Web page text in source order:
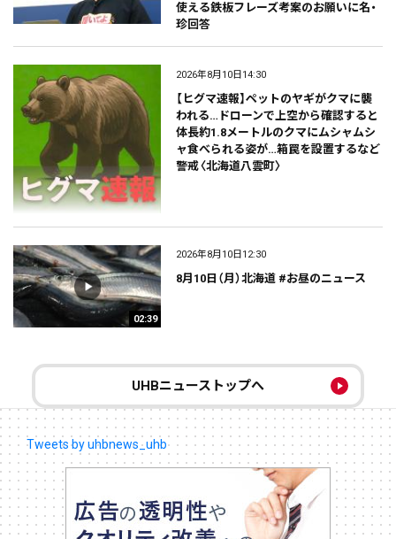
使える鉄板フレーズ考案のお願いに名・
珍回答
2026年8月10日14:30
【ヒグマ速報】ペットのヤギがクマに襲
われる…ドローンで上空から確認すると
体長約1.8メートルのクマにムシャムシ
ャ食べられる姿が…箱罠を設置するなど
警戒〈北海道八雲町〉
02:39
2026年8月10日12:30
8月10日（月）北海道 #お昼のニュース
UHBニューストップへ
Tweets by uhbnews_uhb